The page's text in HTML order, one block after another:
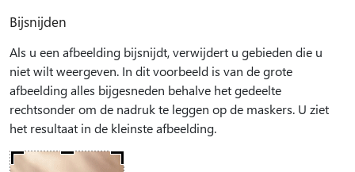
Bijsnijden
Als u een afbeelding bijsnijdt, verwijdert u gebieden die u
niet wilt weergeven. In dit voorbeeld is van de grote
afbeelding alles bijgesneden behalve het gedeelte
rechtsonder om de nadruk te leggen op de maskers. U ziet
het resultaat in de kleinste afbeelding.